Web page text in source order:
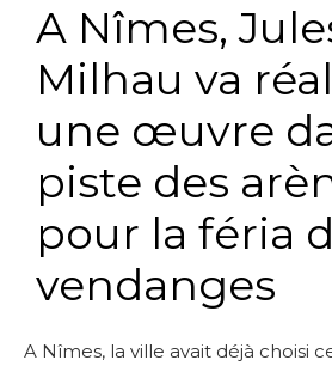
A Nîmes,
Milhau va
une œuvre
piste des
pour la féria
vendanges
A Nîmes, la ville avait déjà choisi